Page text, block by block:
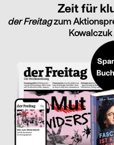
Zeit für
der Freitagzum